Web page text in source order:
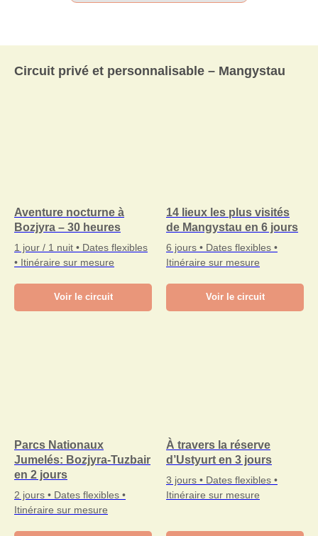
Circuit privé et personnalisable – Mangystau
Aventure nocturne à
Bozjyra – 30 heures
1 jour / 1 nuit • Dates flexibles
• Itinéraire sur mesure
Voir le circuit
14 lieux les plus visités
de Mangystau en 6 jours
6 jours • Dates flexibles •
Itinéraire sur mesure
Voir le circuit
Parcs Nationaux
Jumelés: Bozjyra-Tuzbair
en 2 jours
2 jours • Dates flexibles •
Itinéraire sur mesure
À travers la réserve
d’Ustyurt en 3 jours
3 jours • Dates flexibles •
Itinéraire sur mesure